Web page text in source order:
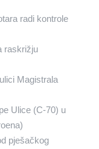
radi kontrole
raskrižju
Magistrala
Ulice (C-70) u
pješačkog